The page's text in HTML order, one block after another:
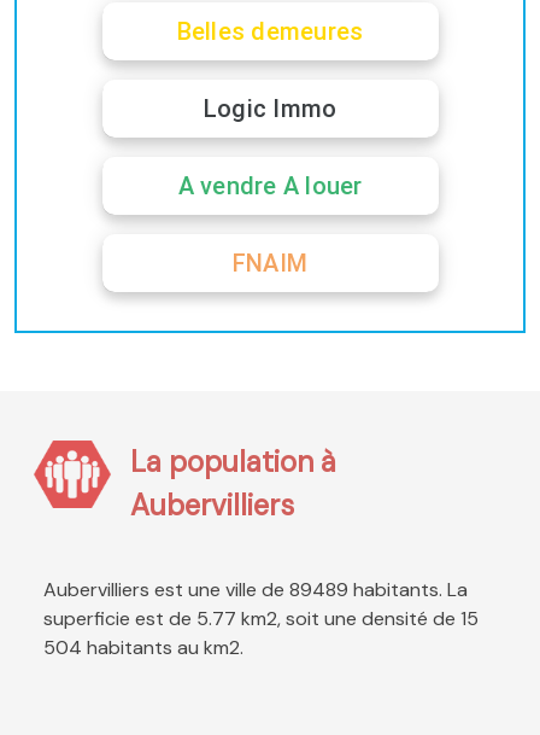
Belles demeures
Logic Immo
A vendre A louer
FNAIM
La population à
Aubervilliers
Aubervilliers est une ville de 89489 habitants. La
superficie est de 5.77 km2, soit une densité de 15
504 habitants au km2.